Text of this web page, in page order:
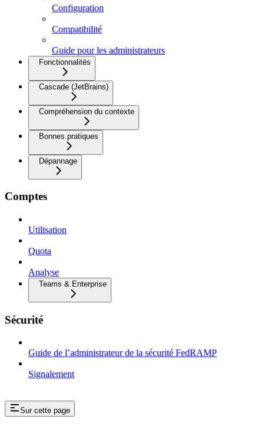
Configuration
Compatibilité
Guide pour les administrateurs
Fonctionnalités
Cascade (JetBrains)
Compréhension du contexte
Bonnes pratiques
Dépannage
Comptes
Utilisation
Quota
Analyse
Teams & Enterprise
Sécurité
Guide de l’administrateur de la sécurité FedRAMP
Signalement
Sur cette page